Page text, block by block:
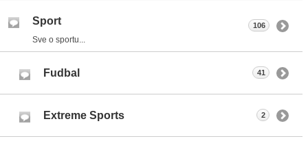
Sport
Sve o sportu...
106
Fudbal 41
Extreme Sports 2